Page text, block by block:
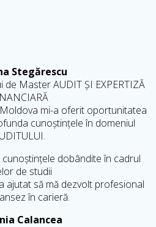
Stegărescu
Master AUDIT ȘI EXPERTIZĂ
mi-a oferit oportunitatea
cunoștințele în domeniul
dobândite în cadrul
de studii
ajutat să mă dezvolt profesional
în carieră.
Calancea